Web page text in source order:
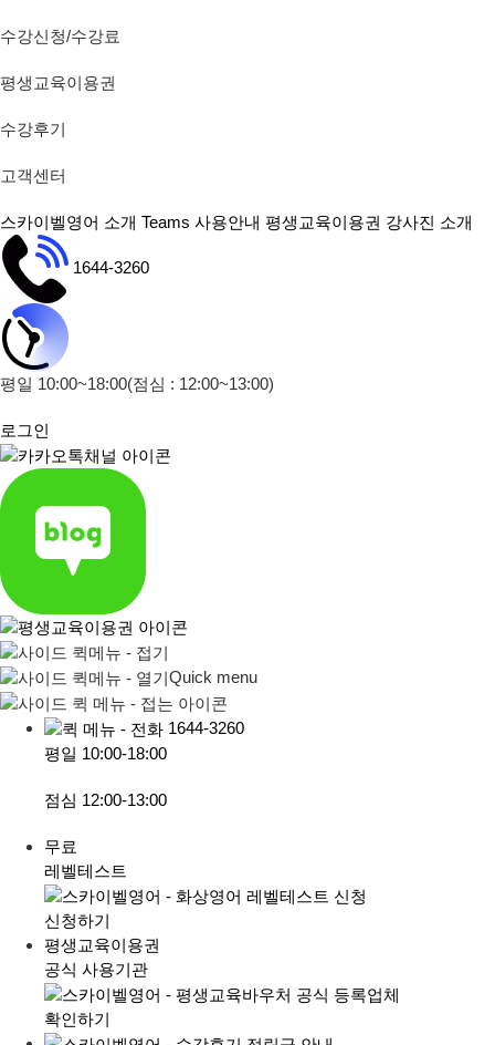
수강신청/수강료
평생교육이용권
수강후기
고객센터
스카이벨영어 소개 Teams 사용안내 평생교육이용권 강사진 소개
1644-3260
평일 10:00~18:00(점심 : 12:00~13:00)
로그인
Quick menu
1644-3260
평일 10:00-18:00
점심 12:00-13:00
무료
레벨테스트
신청하기
평생교육이용권
공식 사용기관
확인하기